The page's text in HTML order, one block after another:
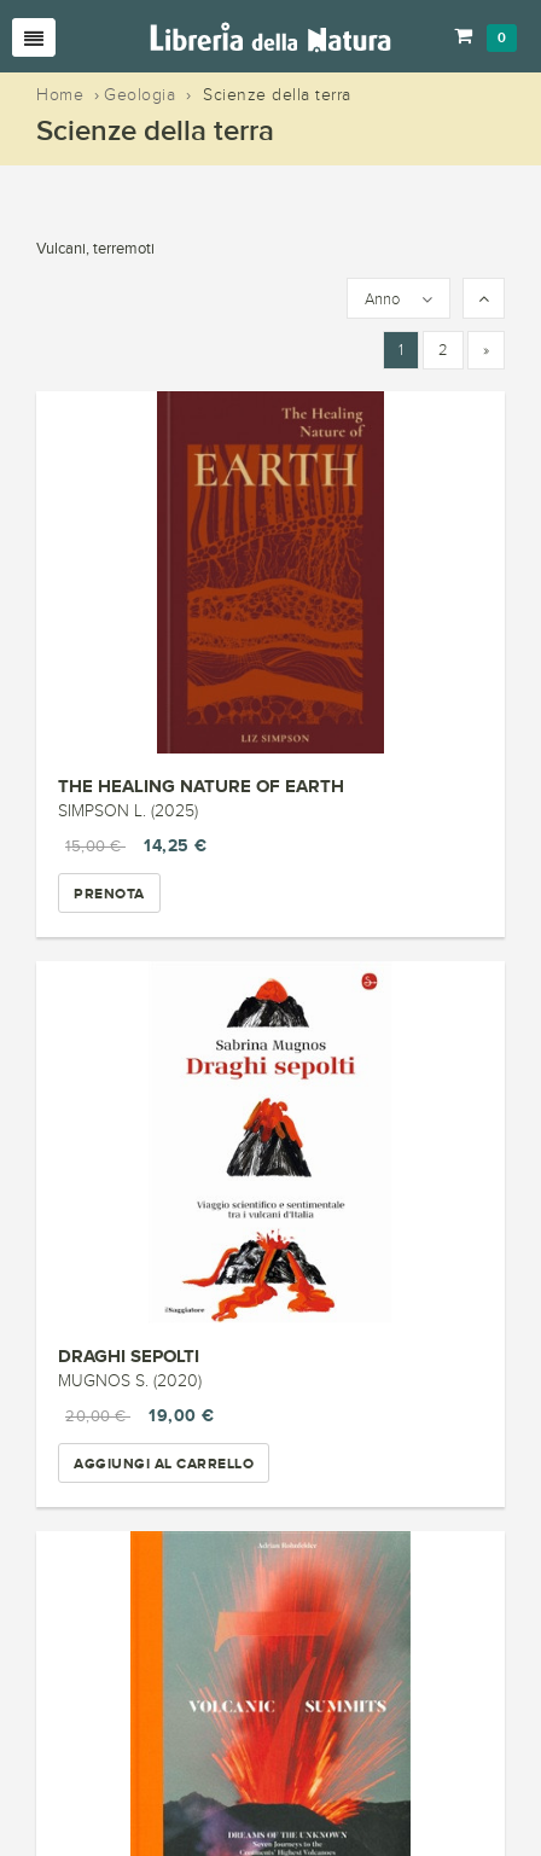
0
Home › Geologia › Scienze della terra
Scienze della terra
Vulcani, terremoti
Anno
1 2 »
THE HEALING NATURE OF EARTH
SIMPSON L. (2025)
15,00 €
14,25 €
PRENOTA
DRAGHI SEPOLTI
MUGNOS S. (2020)
20,00 €
19,00 €
AGGIUNGI AL CARRELLO